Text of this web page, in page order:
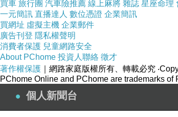
買車 旅行團 汽車險推薦 線上麻將 雜誌 星座命理
一元簡訊 直播達人 數位憑證 企業簡訊
買網址 虛擬主機 企業郵件
廣告刊登 隱私權聲明
消費者保護 兒童網路安全
About PChome 投資人聯絡 徵才
著作權保護 ｜網路家庭版權所有、轉載必究
PChome Online and PChome are trademarks of
個人新聞台